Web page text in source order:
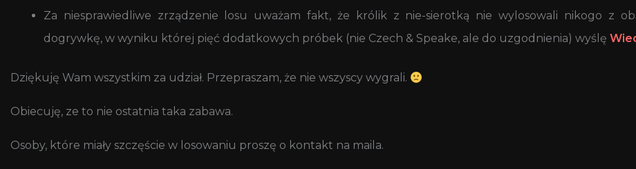
Za niesprawiedliwe zrządzenie losu uważam fakt, że królik z nie-sierotką nie wylosowali nikogo z
dogrywkę, w wyniku której pięć dodatkowych próbek (nie Czech & Speake, ale do uzgodnienia) wyślę
Dziękuję Wam wszystkim za udział. Przepraszam, że nie wszyscy wygrali.
Obiecuję, ze to nie ostatnia taka zabawa.
Osoby, które miały szczęście w losowaniu proszę o kontakt na maila.